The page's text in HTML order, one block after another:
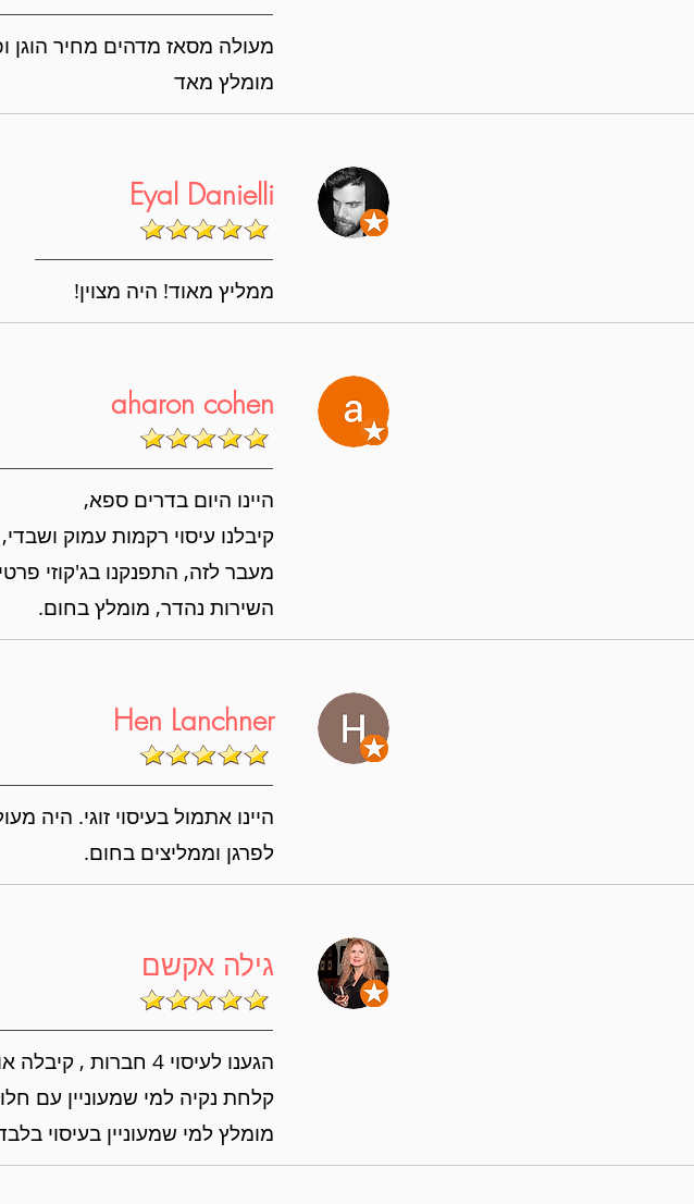
מעולה מסאז מדהים מחיר הוגן
מומלץ מאד
Eyal Danielli
ממליץ מאוד! היה מצוין!
aharon cohen
היינו היום בדרים ספא,
קיבלנו עיסוי רקמות עמוק
מעבר לזה, התפנקנו בג'קוזי
השירות נהדר, מומלץ בחום.
Hen Lanchner
היינו אתמול בעיסוי זוגי. היה
לפרגן וממליצים בחום.
גילה אקשם
הגענו לעיסוי 4
קלחת נקיה למי שמעוניין עם
מומלץ למי שמעוניין בעיסוי